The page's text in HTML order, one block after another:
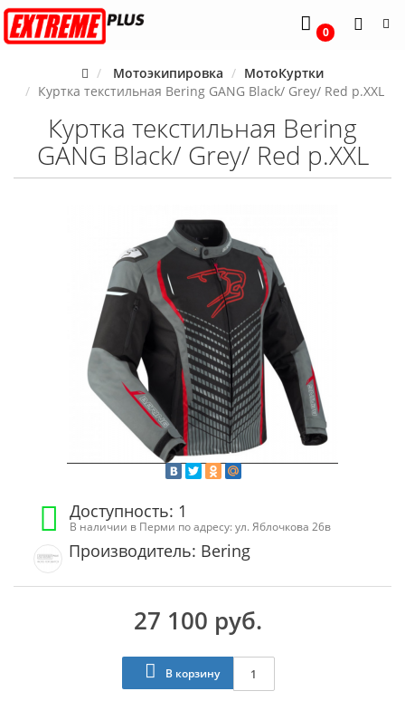
0
Мотоэкипировка
МотоКуртки
Куртка текстильная Bering GANG Black/ Grey/ Red р.XXL
Куртка текстильная Bering
GANG Black/ Grey/ Red р.XXL
Доступность: 1
В наличии в Перми по адресу: ул. Яблочкова 26в
Производитель: Bering
27 100 руб.
В корзину